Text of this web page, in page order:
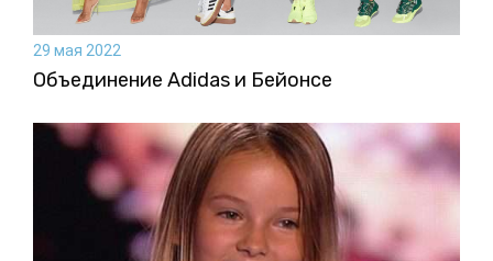
29 мая 2022
Объединение Adidas и Бейонсе